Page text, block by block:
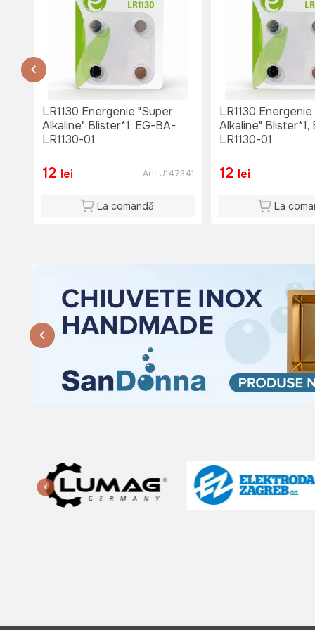
or.Causeni , str. 31 August 1
str. 31 August 1
тел. 060653777
Nu e disponibil
Lu-Vi: 08:00-18:00
Si: 08:00 - 15:00
Du: 08:00 - 15:00
LR1130 Energenie "Super
Alkaline" Blister*1, EG-BA-
LR1130-01
12 lei Art: U147341
La comandă
LR1130
Alkaline" Blister*1,
LR1130-01
12 lei
La